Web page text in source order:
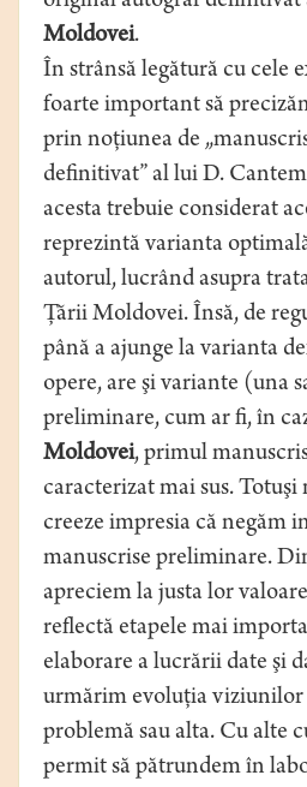
Moldovei.
În strânsă legătură cu cele
foarte important să
prin noţiunea de
definitivat” al lui D.
acesta trebuie considerat
reprezintă varianta
autorul, lucrând asupra
Ţării Moldovei. Însă, de
până a ajunge la varianta
opere, are şi variante (una
preliminare, cum ar fi, în
Moldovei, primul
caracterizat mai sus. Totuşi
creeze impresia că negăm
manuscrise preliminare.
apreciem la justa lor
reflectă etapele mai
elaborare a lucrării date şi
urmărim evoluţia
problemă sau alta. Cu alte
permit să pătrundem în